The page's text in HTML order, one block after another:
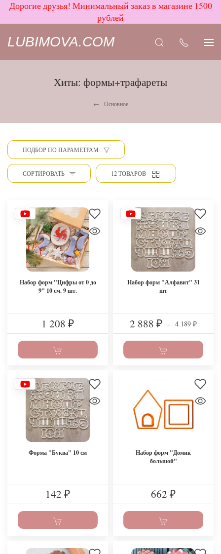
Дорогие друзья! Минимальный заказ в магазине 1500
рублей
LUBIMOVA.COM
Хиты: формы+трафареты
Основное
ПОДБОР ПО ПАРАМЕТРАМ
СОРТИРОВАТЬ 12 ТОВАРОВ
Набор форм "Цифры от 0 до
9" 10 см. 9 шт.
1 208 ₽
Набор форм "Алфавит" 31
шт
2 888 ₽ – 4 189 ₽
Форма "Буква" 10 см
142 ₽
Набор форм "Домик
большой"
662 ₽